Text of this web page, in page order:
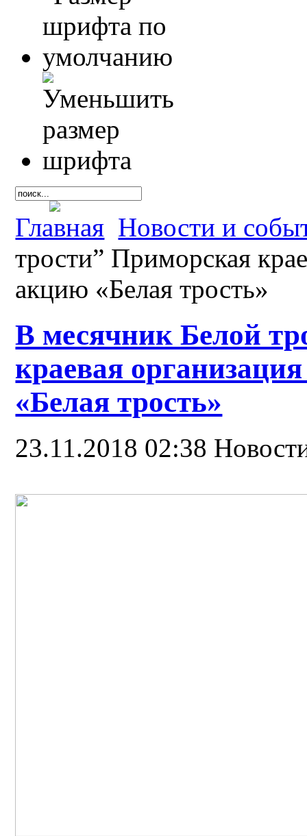
Главная Новости и
трости” Приморская
акцию «Белая трость»
В месячник Белой
краевая
«Белая трость»
23.11.2018 02:38